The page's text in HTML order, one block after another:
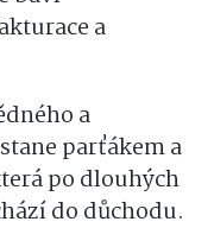
a
a
parťákem a
po dlouhých
do důchodu.